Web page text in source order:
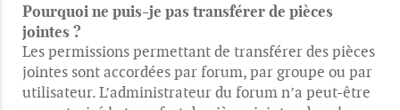
Pourquoi ne puis-je pas transférer de pièces
jointes ?
Les permissions permettant de transférer des pièces
jointes sont accordées par forum, par groupe ou par
utilisateur. L’administrateur du forum n’a peut-être